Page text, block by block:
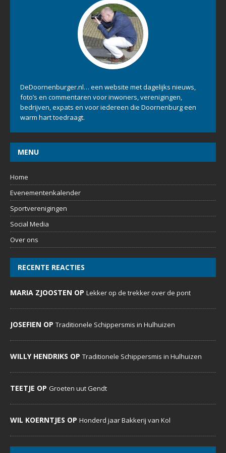
OVER ONS
DeDoornenburger.nl… een website met dagelijks nieuws,
bedrijven, expats en voor iedereen die Doornenburg een
warm hart toedraagt.
MENU
Social Media